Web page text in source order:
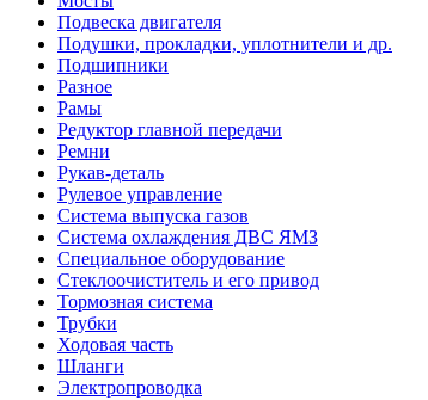
Подвеска двигателя
Подушки, прокладки, уплотнители и др.
Подшипники
Разное
Рамы
Редуктор главной передачи
Ремни
Рукав-деталь
Рулевое управление
Система выпуска газов
Система охлаждения ДВС ЯМЗ
Специальное оборудование
Стеклоочиститель и его привод
Тормозная система
Трубки
Ходовая часть
Шланги
Электропроводка